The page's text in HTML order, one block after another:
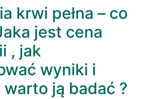
krwi pełna – co
jest cena
, jak
wyniki i
ją badać ?